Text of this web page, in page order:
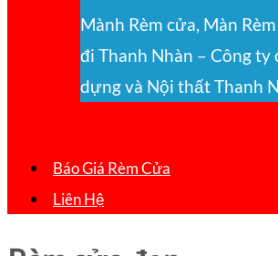
Mành Rèm cửa, Màn
đi Thanh Nhàn – Công ty
dựng và Nội thất Thanh
Báo Giá Rèm Cửa
Liên Hệ